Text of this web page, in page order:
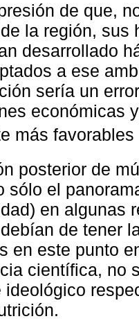
de que,
la región, sus
desarrollado
a ese
sería un
económicas
más favorables
posterior de
sólo el
en algunas
de tener
en este punto
científica, no
ideológico